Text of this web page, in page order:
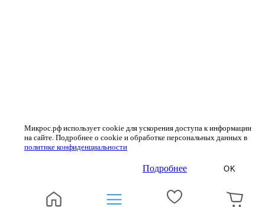
Микрос.рф использует cookie для ускорения доступа к информации
на сайте. Подробнее о cookie и обработке персональных данных в
политике конфиденциальности
Подробнее OK